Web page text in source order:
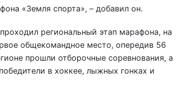
«Земля спорта», – добавил он.
региональный этап марафона, на
общекомандное место, опередив 56
прошли отборочные соревнования, а
в хоккее, лыжных гонках и